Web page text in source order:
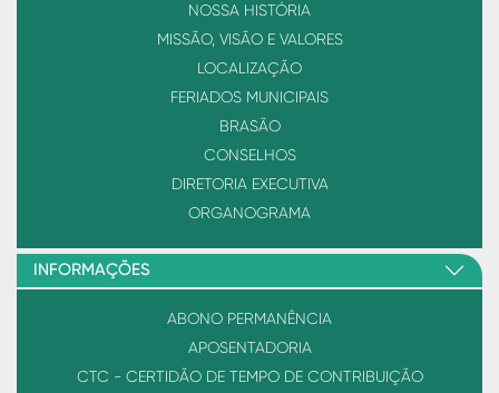
NOSSA HISTÓRIA
MISSÃO, VISÃO E VALORES
LOCALIZAÇÃO
FERIADOS MUNICIPAIS
BRASÃO
CONSELHOS
DIRETORIA EXECUTIVA
ORGANOGRAMA
INFORMAÇÕES
ABONO PERMANÊNCIA
APOSENTADORIA
CTC - CERTIDÃO DE TEMPO DE CONTRIBUIÇÃO